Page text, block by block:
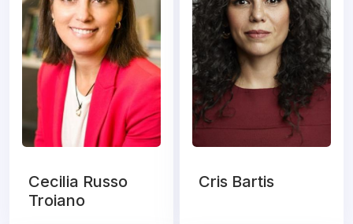
Cecilia Russo
Troiano
Cris Bartis